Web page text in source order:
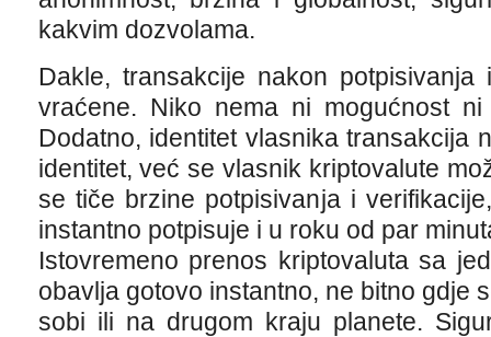
kakvim dozvolama.
Dakle, transakcije nakon
vraćene. Niko nema ni mogućnost
Dodatno, identitet vlasnika transakcija
identitet, već se vlasnik kriptovalute
se tiče brzine potpisivanja i
instantno potpisuje i u roku od par
Istovremeno prenos kriptovaluta sa
obavlja gotovo instantno, ne bitno gdje
sobi ili na drugom kraju planete.